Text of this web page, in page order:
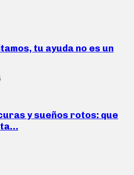
tu ayuda no es un
y sueños rotos: que